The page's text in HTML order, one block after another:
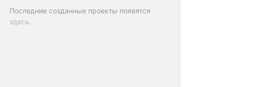
Последние созданные проекты появятся
здесь.